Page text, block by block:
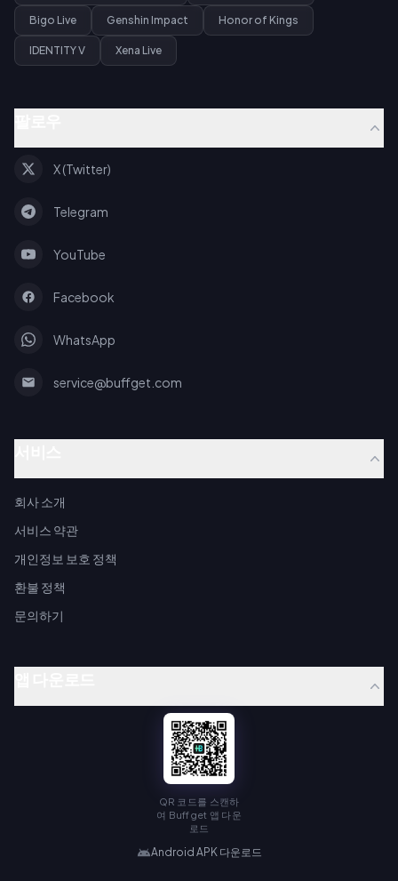
Bigo Live Genshin Impact Honor of Kings
IDENTITY V Xena Live
X (Twitter)
Telegram
YouTube
Facebook
WhatsApp
service@buffget.com
회사 소개
서비스 약관
개인정보 보호 정책
환불 정책
문의하기
QR 코드를 스캔하
여 Buffget 앱 다운
로드
Android APK 다운로드